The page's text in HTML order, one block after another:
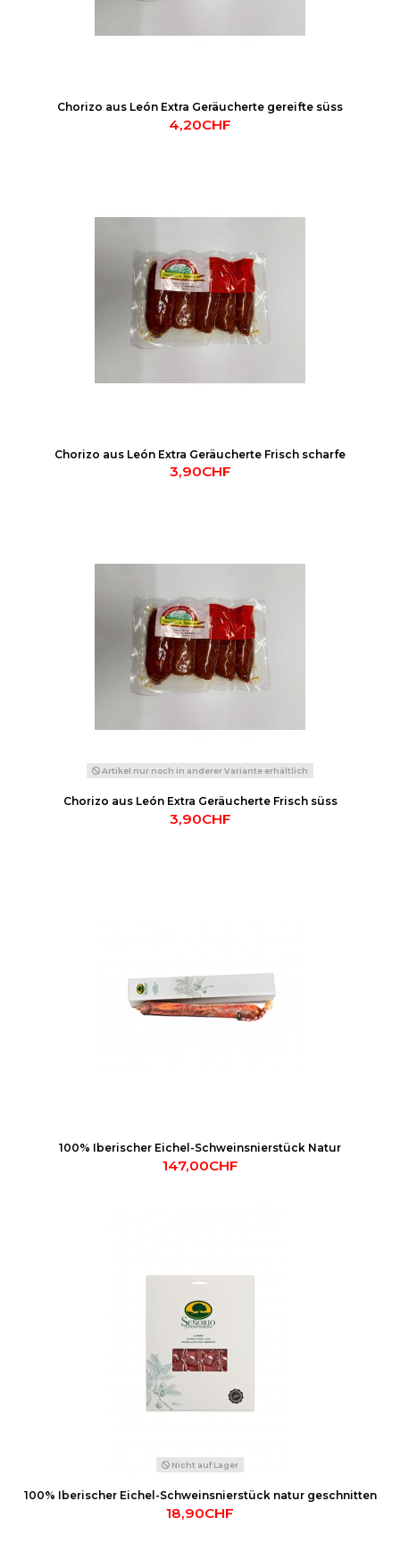
Chorizo aus León Extra Geräucherte gereifte süss
4,20CHF
Chorizo aus León Extra Geräucherte Frisch scharfe
3,90CHF
Artikel nur noch in anderer Variante erhältlich
Chorizo aus León Extra Geräucherte Frisch süss
3,90CHF
100% Iberischer Eichel-Schweinsnierstück Natur
147,00CHF
Nicht auf Lager
100% Iberischer Eichel-Schweinsnierstück natur geschnitten
18,90CHF